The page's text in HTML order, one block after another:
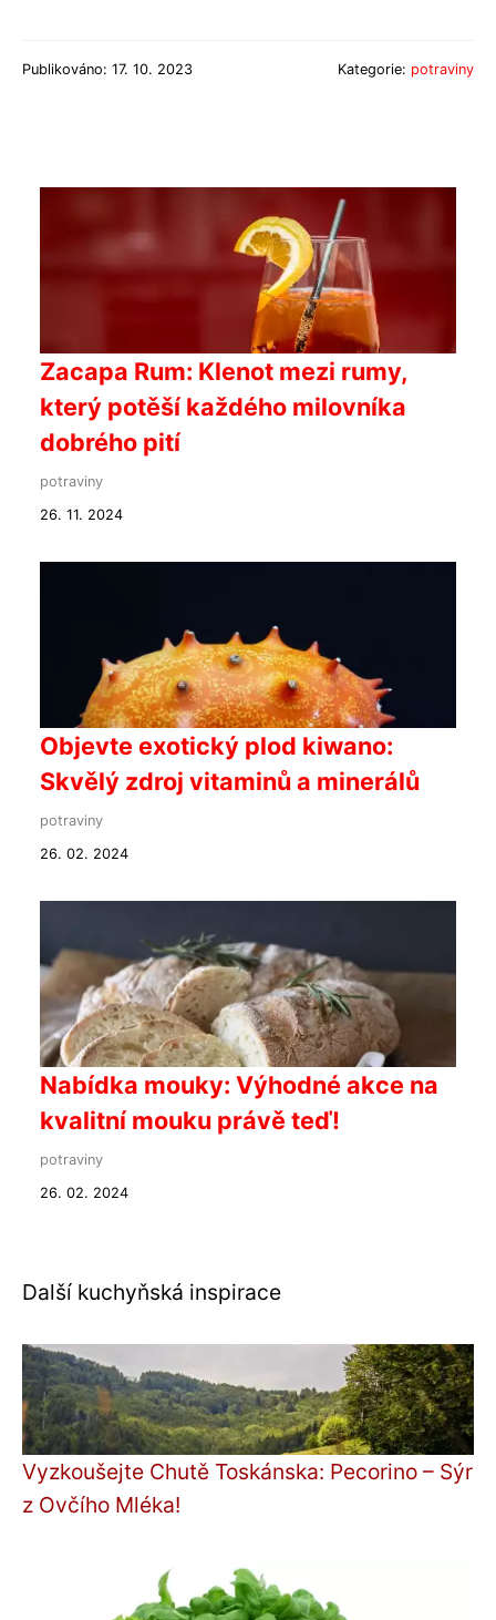
Publikováno: 17. 10. 2023 Kategorie: potraviny
Zacapa Rum: Klenot mezi rumy,
který potěší každého milovníka
dobrého pití
potraviny
26. 11. 2024
Objevte exotický plod kiwano:
Skvělý zdroj vitaminů a minerálů
potraviny
26. 02. 2024
Nabídka mouky: Výhodné akce na
kvalitní mouku právě teď!
potraviny
26. 02. 2024
Další kuchyňská inspirace
Vyzkoušejte Chutě Toskánska: Pecorino – Sýr
z Ovčího Mléka!